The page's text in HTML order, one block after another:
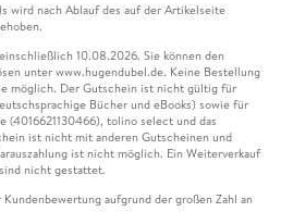
wird nach Ablauf des auf der Artikelseite
10.08.2026. Sie können den
unter www.hugendubel.de. Keine Bestellung
möglich. Der Gutschein ist nicht gültig für
Bücher und eBooks) sowie für
(4016621130466), tolino select und das
ist nicht mit anderen Gutscheinen und
ist nicht möglich. Ein Weiterverkauf
nicht gestattet.
aufgrund der großen Zahl an